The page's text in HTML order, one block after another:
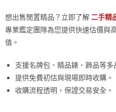
想出售閒置精品？立即了解二手精
專業鑑定團隊為您提供快速估價與
值。
支援名牌包、精品錶、飾品等多
提供免費初估與現場即時收購。
收購流程透明，保證交易安全。